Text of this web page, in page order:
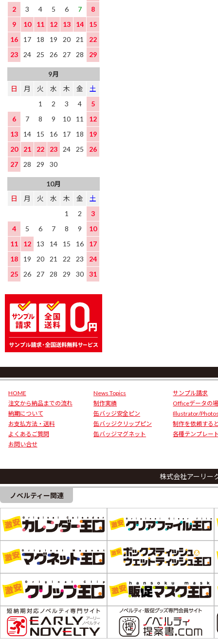
2
3 4 5 6 7
8
9
10 11 12 13 14
15
16
17 18 19 20 21
22
23
24 25 26 27 28 29
9月
日
月 火 水 木 金
土
1
2 3 4
5
6
7 8 9 10 11
12
13
14 15 16 17 18
19
20
21 22 23 24 25
26
27
28 29 30
10月
日
月 火 水 木 金
土
1
2
3
4
5 6 7 8 9
10
11
12 13 14 15 16
17
18
19 20 21 22 23
24
25
26 27 28 29 30 31
HOME
注文から納品までの流れ
納期について
お支払方法・送料
よくあるご質問
お問い合せ
News Topics
制作実績
缶バッジ安全ピン
缶バッジクリップピン
缶バッジマグネット
サンプル請求
Officeデータの
Illustrator/
制作を依頼する
各種テンプレー
株式会社アーリ
ノベルティー関連